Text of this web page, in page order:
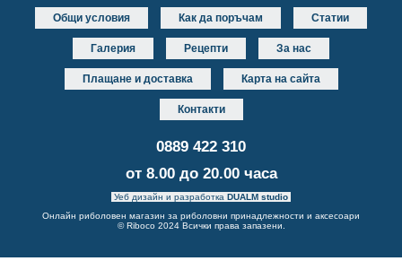
Общи условия Как да поръчам Статии
Галерия Рецепти За нас
Плащане и доставка Карта на сайта
Контакти
0889 422 310
от 8.00 до 20.00 часа
Уеб дизайн и разработка DUALM studio
Онлайн риболовен магазин за риболовни принадлежности и аксесоари
© Riboco 2024 Всички права запазени.